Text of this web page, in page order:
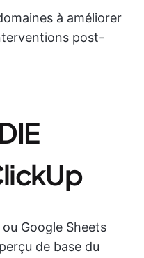
à améliorer
post-
Google Sheets
de base du